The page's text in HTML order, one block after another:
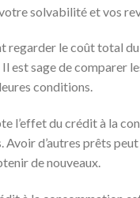
solvabilité et vos
regarder le coût total
est sage de comparer
conditions.
l’effet du crédit à la
Avoir d’autres prêts
de nouveaux.